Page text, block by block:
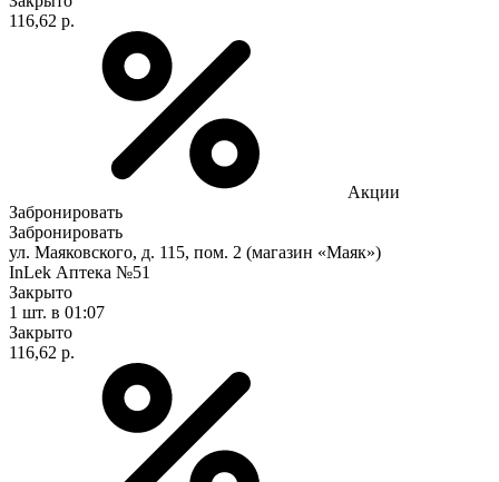
116,62 р.
Акции
Забронировать
Забронировать
ул. Маяковского, д. 115, пом. 2 (магазин «Маяк»)
InLek Аптека №51
Закрыто
1 шт. в 01:07
Закрыто
116,62 р.